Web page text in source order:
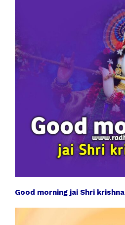
Good morning jai Shri krishna